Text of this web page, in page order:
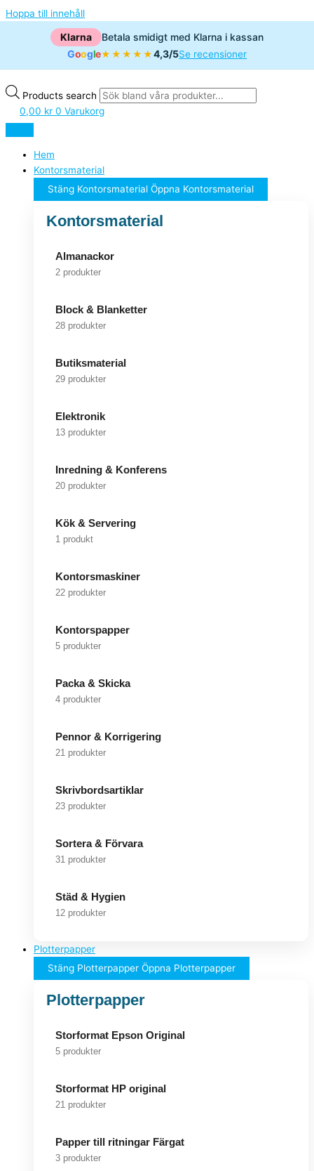
Hoppa till innehåll
Klarna
Betala smidigt med Klarna i kassan
Google★★★★★4,3/5Se recensioner
Products search
0,00 kr 0 Varukorg
Hem
Kontorsmaterial
Stäng Kontorsmaterial Öppna Kontorsmaterial
Kontorsmaterial
Almanackor
2 produkter
Block & Blanketter
28 produkter
Butiksmaterial
29 produkter
Elektronik
13 produkter
Inredning & Konferens
20 produkter
Kök & Servering
1 produkt
Kontorsmaskiner
22 produkter
Kontorspapper
5 produkter
Packa & Skicka
4 produkter
Pennor & Korrigering
21 produkter
Skrivbordsartiklar
23 produkter
Sortera & Förvara
31 produkter
Städ & Hygien
12 produkter
Plotterpapper
Stäng Plotterpapper Öppna Plotterpapper
Plotterpapper
Storformat Epson Original
5 produkter
Storformat HP original
21 produkter
Papper till ritningar Färgat
3 produkter